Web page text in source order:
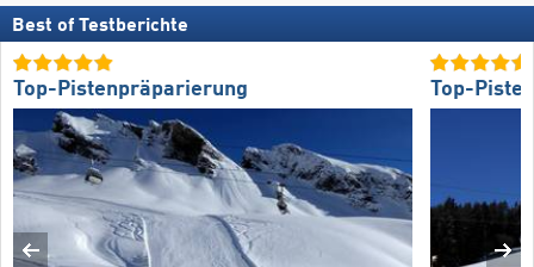
Best of Testberichte
Top-Pistenpräparierung Top-